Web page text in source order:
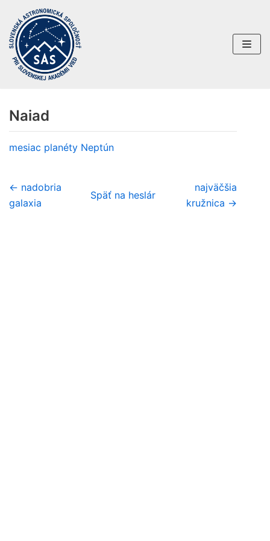
Preskočiť
na
obsah
Naiad
mesiac planéty Neptún
← nadobria
galaxia
Späť na heslár
najväčšia
kružnica →